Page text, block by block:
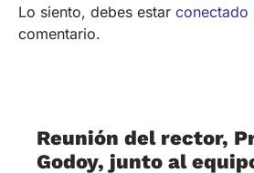
académico-